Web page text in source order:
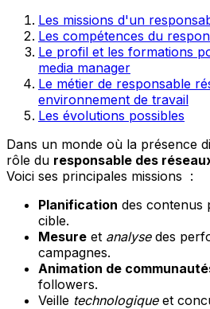
Les missions d'un
Les compétences du
Le profil et les formations
media manager
Le métier de responsable
environnement de travail
Les évolutions possibles
Dans un monde où la présence
rôle du responsable des
Voici ses principales missions :
Planification des contenus
cible.
Mesure et analysedes
campagnes.
Animation de
followers.
Veille technologiqueet